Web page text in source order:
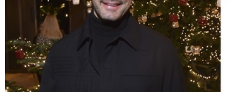
Abschnitt Einzelheitenfest.
Wir verwenden Cookies, um Inhalte und Anzeigen zu
personalisieren, Funktionen für soziale Medien anbieten
zu können und die Zugriffe auf unsere Website zu
analysieren. Außerdem geben wir Informationen zu Ihrer
Verwendung unserer Website an unsere Partner für